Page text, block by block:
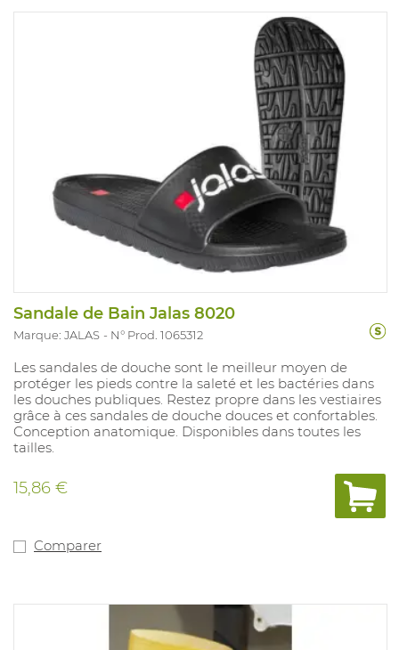
Sandale de Bain Jalas 8020
Marque: JALAS N° Prod. 1065312
Les sandales de douche sont le meilleur moyen de
protéger les pieds contre la saleté et les bactéries dans
les douches publiques. Restez propre dans les vestiaires
grâce à ces sandales de douche douces et confortables.
Conception anatomique. Disponibles dans toutes les
tailles.
Pas d'EPI
15,86 €
Comparer